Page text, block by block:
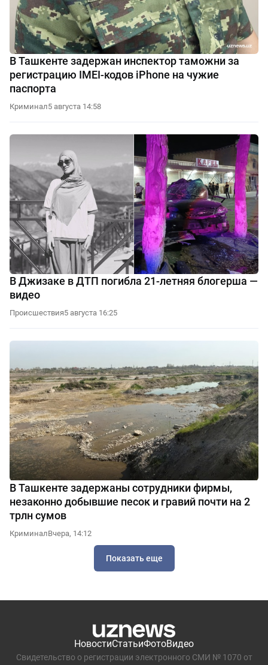
В Ташкенте задержан инспектор таможни за
регистрацию IMEI-кодов iPhone на чужие
паспорта
Криминал5 августа 14:58
В Джизаке в ДТП погибла 21-летняя блогерша —
видео
Происшествия5 августа 16:25
В Ташкенте задержаны сотрудники фирмы,
незаконно добывшие песок и гравий почти на 2
трлн сумов
КриминалВчера, 14:12
Показать еще
НовостиСтатьиФотоВидео
Свидетельство о регистрации электронного СМИ № 1070 от